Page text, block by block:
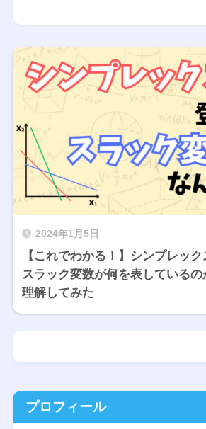
2024年1月5日
【これでわかる！】シンプレッ
スラック変数が何を表している
理解してみた
プロフィール